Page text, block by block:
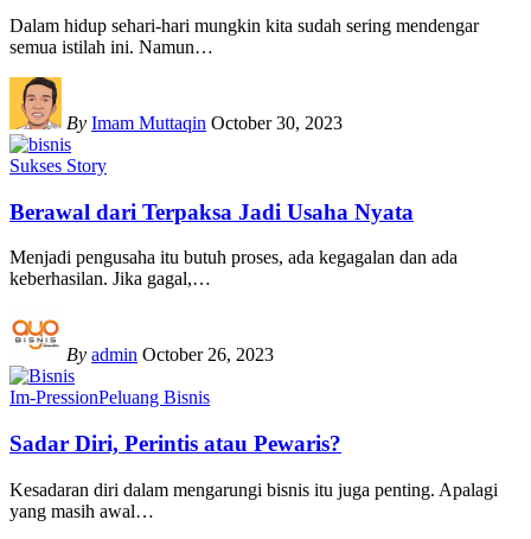
Dalam hidup sehari-hari mungkin kita sudah sering mendengar
semua istilah ini. Namun…
By Imam Muttaqin October 30, 2023
Sukses Story
Berawal dari Terpaksa Jadi Usaha Nyata
Menjadi pengusaha itu butuh proses, ada kegagalan dan ada
keberhasilan. Jika gagal,…
By admin October 26, 2023
Im-PressionPeluang Bisnis
Sadar Diri, Perintis atau Pewaris?
Kesadaran diri dalam mengarungi bisnis itu juga penting. Apalagi
yang masih awal…